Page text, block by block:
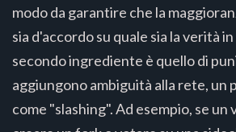
modo da garantire che la
sia d'accordo su quale sia la verità
secondo ingrediente è quello di
aggiungono ambiguità alla rete, un
come "slashing". Ad esempio, se